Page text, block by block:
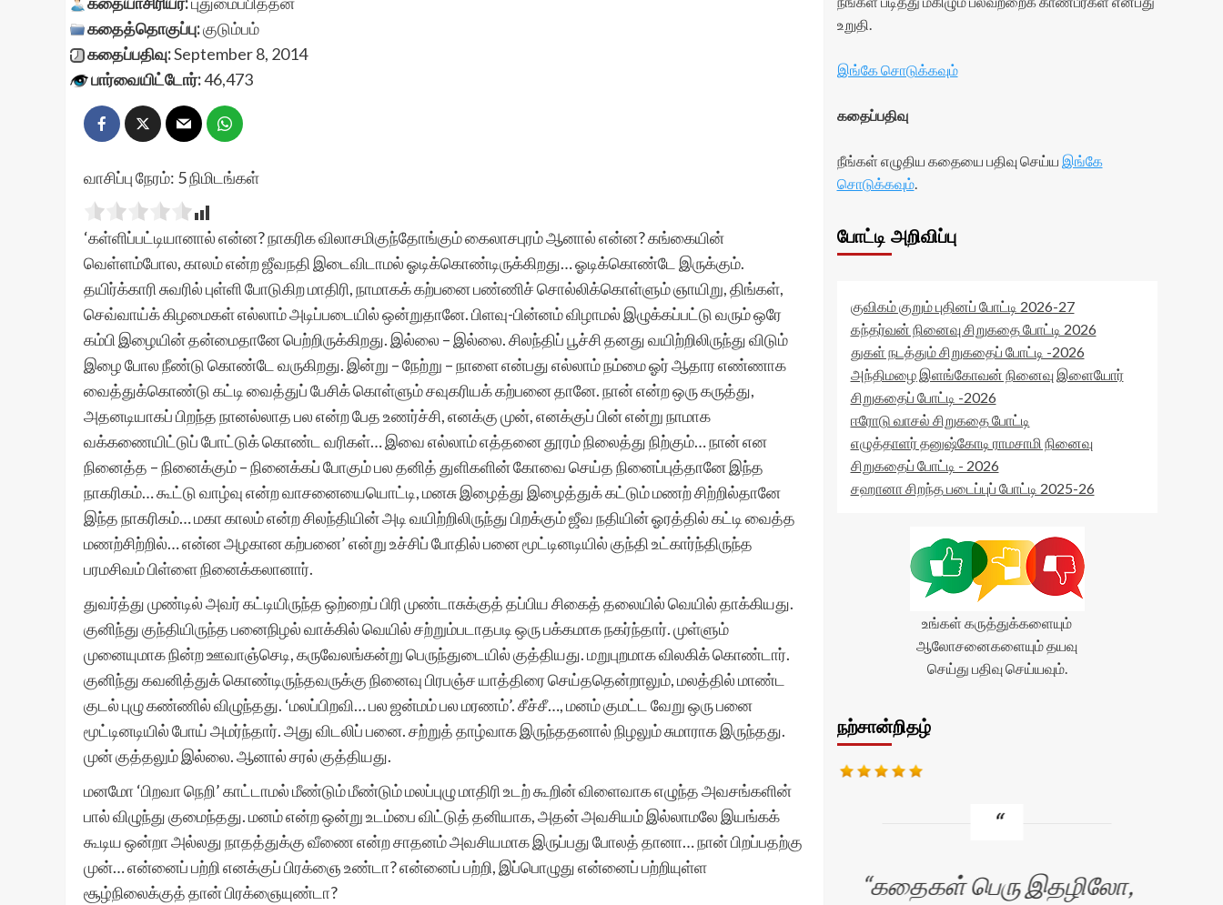
கதைத்தொகுப்பு:குடும்பம்
கதைப்பதிவு:September 8, 2014
பார்வையிட்டோர்:46,473
வாசிப்பு நேரம்: 5நிமிடங்கள்
‘கள்ளிப்பட்டியானால் என்ன? நாகரிக விலாசமிகுந்தோங்கும் கைலாசபுரம் ஆனால் என்ன? கங்கையின்
வெள்ளம்போல, காலம் என்ற ஜீவநதி இடைவிடாமல் ஓடிக்கொண்டிருக்கிறது… ஓடிக்கொண்டே இருக்கும்.
தயிர்க்காரி சுவரில் புள்ளி போடுகிற மாதிரி, நாமாகக் கற்பனை பண்ணிச் சொல்லிக்கொள்ளும் ஞாயிறு, திங்கள்,
செவ்வாய்க் கிழமைகள் எல்லாம் அடிப்படையில் ஒன்றுதானே. பிளவு-பின்னம் விழாமல் இழுக்கப்பட்டு வரும் ஒரே
கம்பி இழையின் தன்மைதானே பெற்றிருக்கிறது. இல்லை – இல்லை. சிலந்திப் பூச்சி தனது வயிற்றிலிருந்து விடும்
இழை போல நீண்டு கொண்டே வருகிறது. இன்று – நேற்று – நாளை என்பது எல்லாம் நம்மை ஓர் ஆதார எண்ணாக
வைத்துக்கொண்டு கட்டி வைத்துப் பேசிக் கொள்ளும் சவுகரியக் கற்பனை தானே. நான் என்ற ஒரு கருத்து,
அதனடியாகப் பிறந்த நானல்லாத பல என்ற பேத உணர்ச்சி, எனக்கு முன், எனக்குப் பின் என்று நாமாக
வக்கணையிட்டுப் போட்டுக் கொண்ட வரிகள்… இவை எல்லாம் எத்தனை தூரம் நிலைத்து நிற்கும்… நான் என
நினைத்த – நினைக்கும் – நினைக்கப் போகும் பல தனித் துளிகளின் கோவை செய்த நினைப்புத்தானே இந்த
நாகரிகம்… கூட்டு வாழ்வு என்ற வாசனையையொட்டி, மனசு இழைத்து இழைத்துக் கட்டும் மணற் சிற்றில்தானே
இந்த நாகரிகம்… மகா காலம் என்ற சிலந்தியின் அடி வயிற்றிலிருந்து பிறக்கும் ஜீவ நதியின் ஓரத்தில் கட்டி வைத்த
மணற்சிற்றில்… என்ன அழகான கற்பனை’ என்று உச்சிப் போதில் பனை மூட்டினடியில் குந்தி உட்கார்ந்திருந்த
பரமசிவம் பிள்ளை நினைக்கலானார்.
துவர்த்து முண்டில் அவர் கட்டியிருந்த ஒற்றைப் பிரி முண்டாசுக்குத் தப்பிய சிகைத் தலையில் வெயில் தாக்கியது.
குனிந்து குந்தியிருந்த பனைநிழல் வாக்கில் வெயில் சற்றும்படாதபடி ஒரு பக்கமாக நகர்ந்தார். முள்ளும்
முனையுமாக நின்ற ஊவாஞ்செடி, கருவேலங்கன்று பெருந்துடையில் குத்தியது. மறுபுறமாக விலகிக் கொண்டார்.
குனிந்து கவனித்துக் கொண்டிருந்தவருக்கு நினைவு பிரபஞ்ச யாத்திரை செய்ததென்றாலும், மலத்தில் மாண்ட
குடல் புழு கண்ணில் விழுந்தது. ‘மலப்பிறவி… பல ஜன்மம் பல மரணம்’. சீச்சீ…, மனம் குமட்ட வேறு ஒரு பனை
மூட்டினடியில் போய் அமர்ந்தார். அது விடலிப் பனை. சற்றுத் தாழ்வாக இருந்ததனால் நிழலும் சுமாராக இருந்தது.
முன் குத்தலும் இல்லை. ஆனால் சரல் குத்தியது.
மனமோ ‘பிறவா நெறி’ காட்டாமல் மீண்டும் மீண்டும் மலப்புழு மாதிரி உடற் கூறின் விளைவாக எழுந்த அவசங்களின்
பால் விழுந்து குமைந்தது. மனம் என்ற ஒன்று உடம்பை விட்டுத் தனியாக, அதன் அவசியம் இல்லாமலே இயங்கக்
கூடிய ஒன்றா அல்லது நாதத்துக்கு வீணை என்ற சாதனம் அவசியமாக இருப்பது போலத் தானா… நான் பிறப்பதற்கு
முன்… என்னைப் பற்றி எனக்குப் பிரக்ஞை உண்டா? என்னைப் பற்றி, இப்பொழுது என்னைப் பற்றியுள்ள
சூழ்நிலைக்குத் தான் பிரக்ஞையுண்டா?
உறுதி.
இங்கே சொடுக்கவும்
கதைப்பதிவு
நீங்கள் எழுதிய கதையை பதிவு செய்ய இங்கே
சொடுக்கவும்.
போட்டி அறிவிப்பு
குவிகம் குறும் புதினப் போட்டி 2026-27
கந்தர்வன் நினைவு சிறுகதை போட்டி 2026
துகள் நடத்தும் சிறுகதைப் போட்டி -2026
அந்திமழை இளங்கோவன் நினைவு இளையோர்
சிறுகதைப் போட்டி -2026
ஈரோடு வாசல் சிறுகதை போட்டி
எழுத்தாளர் தனுஷ்கோடி ராமசாமி நினைவு
சிறுகதைப் போட்டி - 2026
சஹானா சிறந்த படைப்புப் போட்டி 2025-26
உங்கள் கருத்துக்களையும்
ஆலோசனைகளையும் தயவு
செய்து பதிவு செய்யவும்.
நற்சான்றிதழ்
சிறுகதைகளுக்கு ஏற்ற
கதைகள் பெரு இதழிலோ,